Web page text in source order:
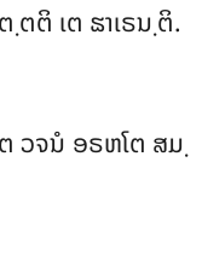
ຕຕິ ເຕ ຘາເຣນ຺ຕິ.
ວຈນໍ ອຣຫໂຕ ສມ຺